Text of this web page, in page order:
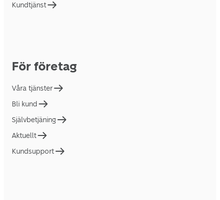
Kundtjänst
För företag
Våra tjänster
Bli kund
Självbetjäning
Aktuellt
Kundsupport